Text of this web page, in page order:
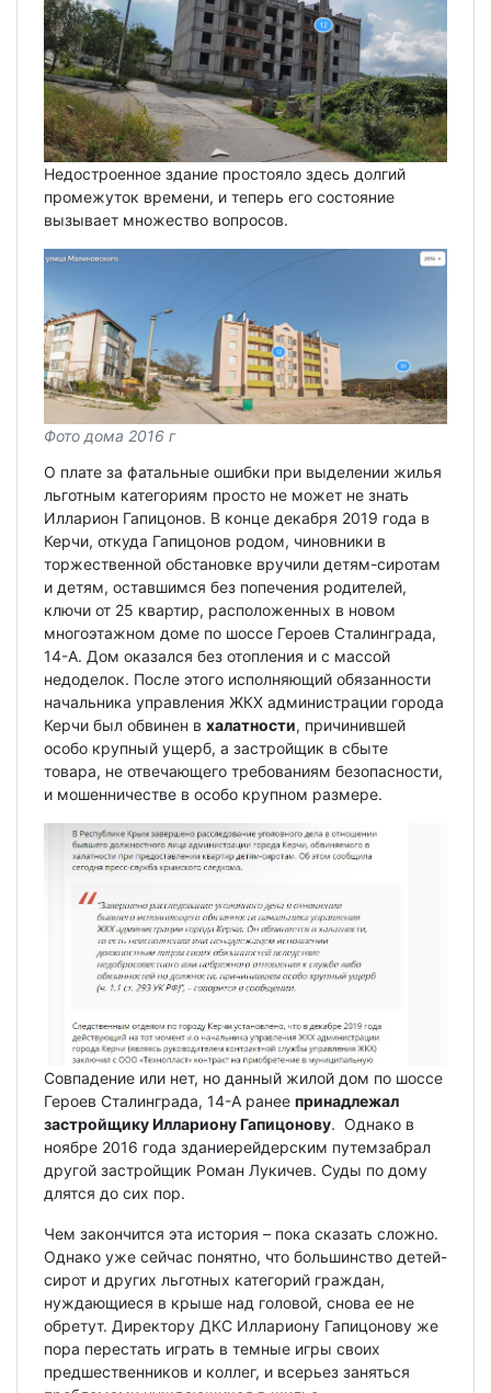
Недостроенное здание простояло здесь долгий
промежуток времени, и теперь его состояние
вызывает множество вопросов.
Фото дома 2016 г
О плате за фатальные ошибки при выделении жилья
льготным категориям просто не может не знать
Илларион Гапицонов. В конце декабря 2019 года в
Керчи, откуда Гапицонов родом, чиновники в
торжественной обстановке вручили детям-сиротам
и детям, оставшимся без попечения родителей,
ключи от 25 квартир, расположенных в новом
многоэтажном доме по шоссе Героев Сталинграда,
14-А. Дом оказался без отопления и с массой
недоделок. После этого исполняющий обязанности
начальника управления ЖКХ администрации города
Керчи был обвинен в халатности, причинившей
особо крупный ущерб, а застройщик в сбыте
товара, не отвечающего требованиям безопасности,
и мошенничестве в особо крупном размере.
Совпадение или нет, но данный жилой дом по шоссе
Героев Сталинграда, 14-А ранее принадлежал
застройщику Иллариону Гапицонову. Однако в
ноябре 2016 года зданиерейдерским путемзабрал
другой застройщик Роман Лукичев. Суды по дому
длятся до сих пор.
Чем закончится эта история – пока сказать сложно.
Однако уже сейчас понятно, что большинство детей-
сирот и других льготных категорий граждан,
нуждающиеся в крыше над головой, снова ее не
обретут. Директору ДКС Иллариону Гапицонову же
пора перестать играть в темные игры своих
предшественников и коллег, и всерьез заняться